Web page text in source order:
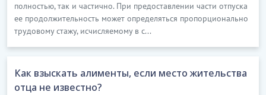
полностью, так и частично. При предоставлении части отпуска
ее продолжительность может определяться пропорционально
трудовому стажу, исчисляемому в с...
Как взыскать алименты, если место жительства
отца не известно?